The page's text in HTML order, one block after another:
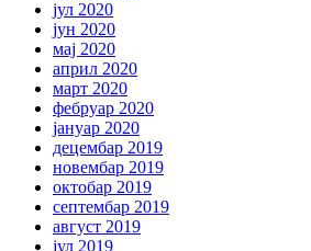
јул 2020
јун 2020
мај 2020
април 2020
март 2020
фебруар 2020
јануар 2020
децембар 2019
новембар 2019
октобар 2019
септембар 2019
август 2019
јул 2019